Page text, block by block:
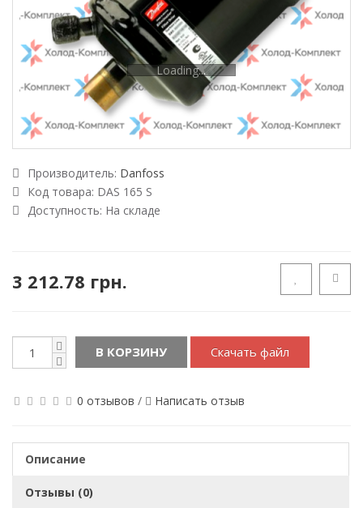
Loading...
Производитель: Danfoss
Код товара: DAS 165 S
Доступность: На складе
3 212.78 грн.
В КОРЗИНУ Скачать файл
0 отзывов / Написать отзыв
Описание
Отзывы (0)